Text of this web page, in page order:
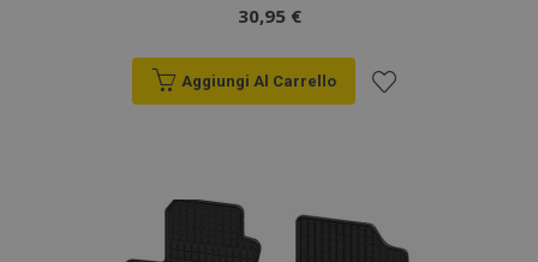
30,95 €
Aggiungi Al Carrello
lista